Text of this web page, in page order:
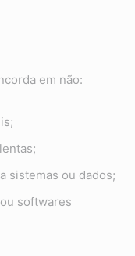
em não:
sistemas ou dados;
softwares